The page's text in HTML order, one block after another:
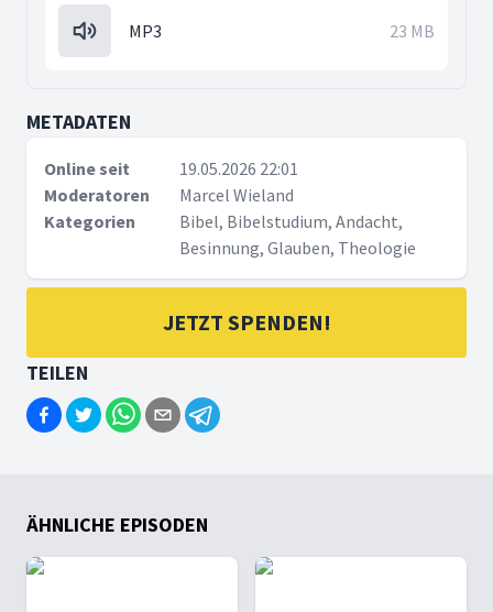
MP3 23 MB
METADATEN
Online seit
19.05.2026 22:01
Moderatoren
Marcel Wieland
Kategorien
Bibel, Bibelstudium, Andacht,
Besinnung, Glauben, Theologie
JETZT SPENDEN!
TEILEN
ÄHNLICHE EPISODEN